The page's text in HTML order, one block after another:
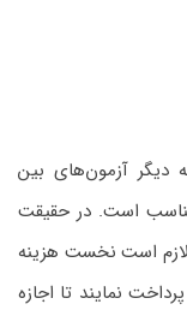
دیگر آزمون‌های بین
مناسب است. در حقیقت
است نخست هزینه
پرداخت نمایند تا اجازه